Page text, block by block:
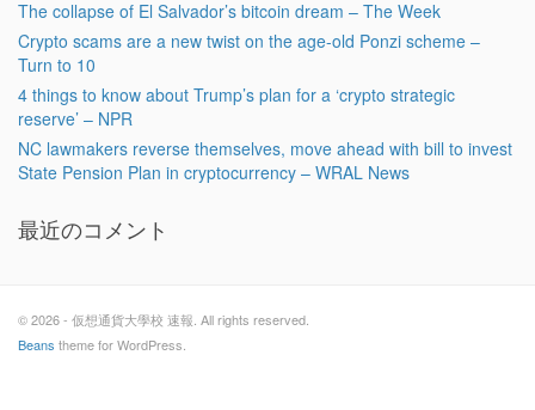
The collapse of El Salvador’s bitcoin dream – The Week
Crypto scams are a new twist on the age-old Ponzi scheme –
Turn to 10
4 things to know about Trump’s plan for a ‘crypto strategic
reserve’ – NPR
NC lawmakers reverse themselves, move ahead with bill to invest
State Pension Plan in cryptocurrency – WRAL News
最近のコメント
© 2026 - 仮想通貨大學校 速報. All rights reserved.
Beans theme for WordPress.